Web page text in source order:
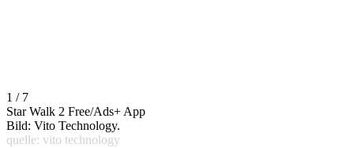
1 / 7
Star Walk 2 Free/Ads+ App
Bild: Vito Technology.
quelle: vito technology